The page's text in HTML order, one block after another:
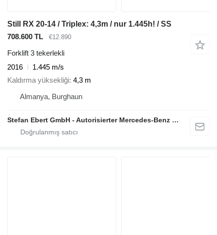
Still RX 20-14 / Triplex: 4,3m / nur 1.445h! / SS
708.600 TL
€12.890
Forklift 3 tekerlekli
2016
1.445 m/s
Kaldırma yüksekliği 4,3 m
Almanya, Burghaun
Stefan Ebert GmbH - Autorisierter Mercedes-Benz Servicepartner